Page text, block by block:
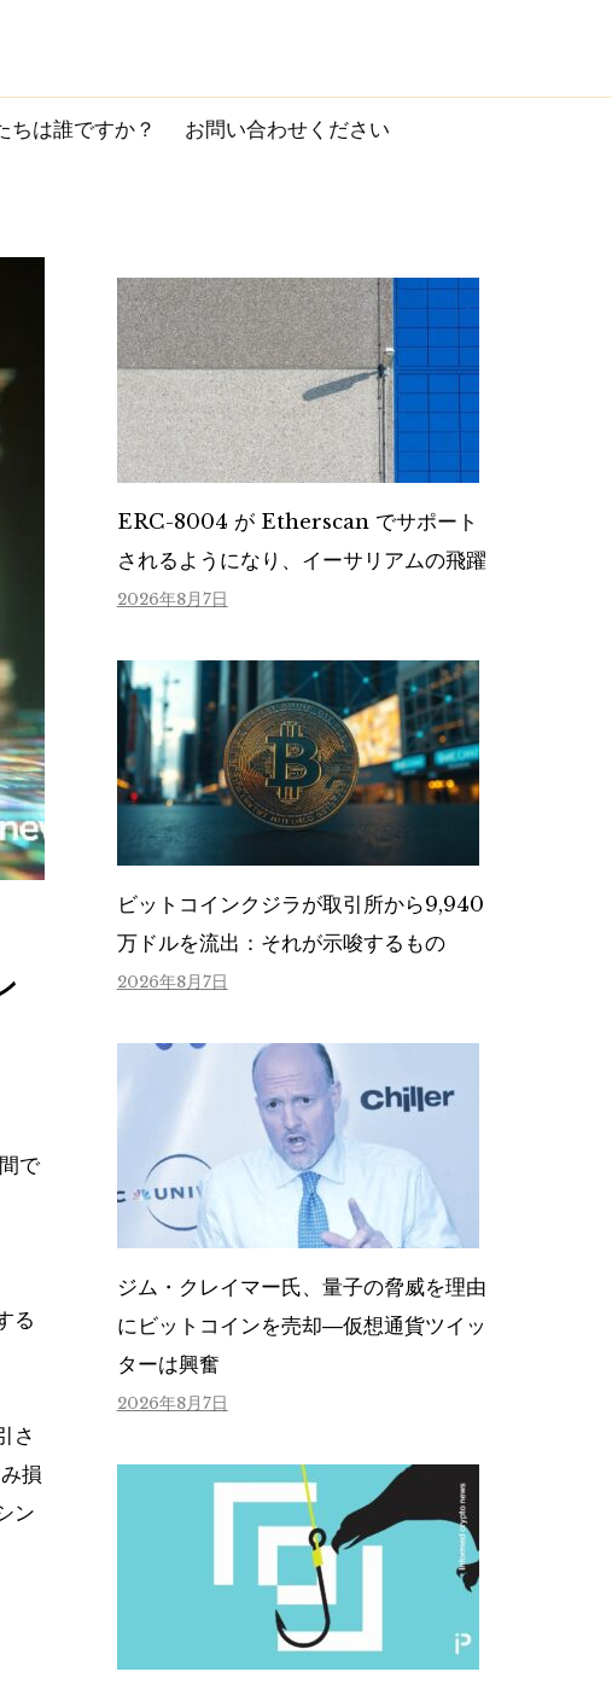
ちは誰ですか？ お問い合わせください
で
る
さ
損
ン
ERC-8004 が Etherscan でサポート
されるようになり、イーサリアムの飛躍
2026年8月7日
ビットコインクジラが取引所から9,940
万ドルを流出：それが示唆するもの
2026年8月7日
ジム・クレイマー氏、量子の脅威を理由
にビットコインを売却―仮想通貨ツイッ
ターは興奮
2026年8月7日